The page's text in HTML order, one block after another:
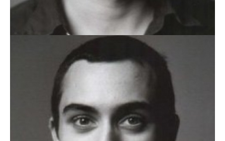
DIOGO BARROSO